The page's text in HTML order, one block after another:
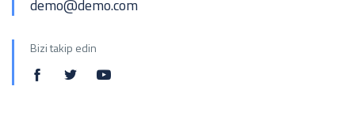
demo@demo.com
Bizi takip edin